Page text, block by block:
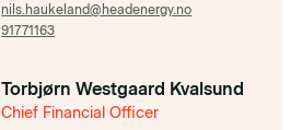
nils.haukeland@headenergy.no
91771163
Torbjørn Westgaard Kvalsund
Chief Financial Officer​​